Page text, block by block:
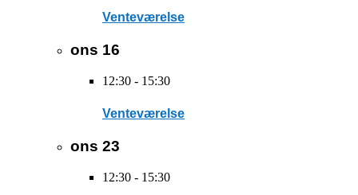
Venteværelse
ons 16
12:30 - 15:30
Venteværelse
ons 23
12:30 - 15:30